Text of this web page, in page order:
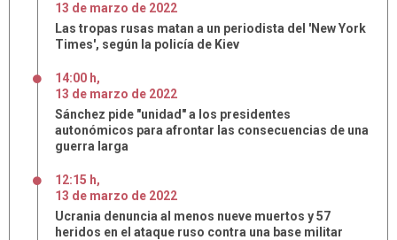
13 de marzo de 2022
Las tropas rusas matan a un periodista del 'New York
Times', según la policía de Kiev
14:00 h,
13 de marzo de 2022
Sánchez pide "unidad" a los presidentes
autonómicos para afrontar las consecuencias de una
guerra larga
12:15 h,
13 de marzo de 2022
Ucrania denuncia al menos nueve muertos y 57
heridos en el ataque ruso contra una base militar